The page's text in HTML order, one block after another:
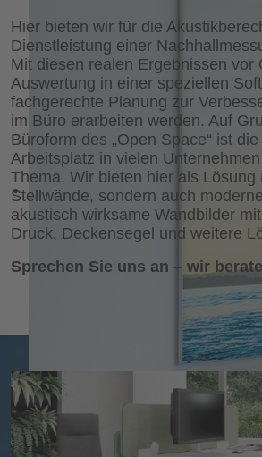
Hier bieten wir für die
Dienstleistung einer
Mit diesen realen Ergebnissen vor
Auswertung in einer speziellen
fachgerechte Planung zur
im Büro erarbeiten werden. Auf
Büroform des „Open Space“ ist
Arbeitsplatz in vielen
Thema. Wir bieten hier als Lösung
Stellwände, sondern auch
akustisch wirksame Wandbilder
Druck, Deckensegel und weitere
Sprechen Sie uns an – wir